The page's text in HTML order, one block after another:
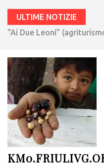
ULTIME NOTIZIE
Fish & Spritz